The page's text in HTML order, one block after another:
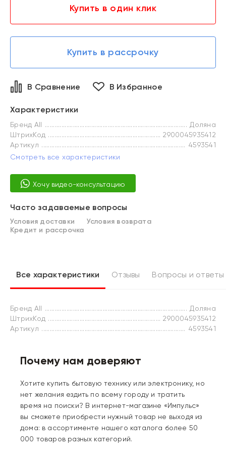
Купить в один клик
Купить в рассрочку
В Сравнение В Избранное
Характеристики
Бренд All
Доляна
ШтрихКод
2900045935412
Артикул
4593541
Смотреть все характеристики
Хочу видео-консультацию
Часто задаваемые вопросы
Условия доставки
Условия возврата
Кредит и рассрочка
Все характеристики Отзывы Вопросы и ответы
Бренд All
Доляна
ШтрихКод
2900045935412
Артикул
4593541
Почему нам доверяют
Хотите купить бытовую технику или электронику, но
нет желания ездить по всему городу и тратить
время на поиски? В интернет-магазине «Импульс»
вы сможете приобрести нужный товар не выходя из
дома: в ассортименте нашего каталога более 50
000 товаров разных категорий.